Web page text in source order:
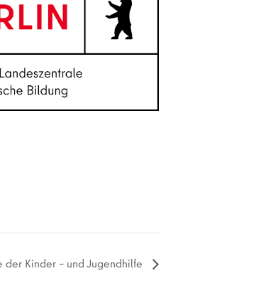
Kinder – und Jugendhilfe